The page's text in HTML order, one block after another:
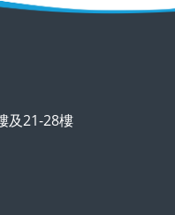
及21-28樓